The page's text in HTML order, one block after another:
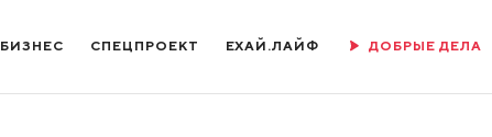
БИЗНЕС СПЕЦПРОЕКТ ЕХАЙ.ЛАЙФ ДОБРЫЕ ДЕЛА